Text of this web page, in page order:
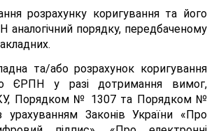
розрахунку коригування та його
аналогічний порядку, передбаченому
та/або розрахунок коригування
ЄРПН у разі дотримання вимог,
Порядком № 1307 та Порядком №
Законів України «Про